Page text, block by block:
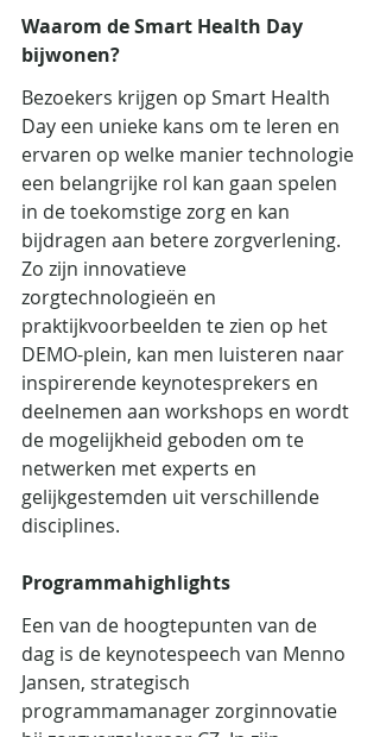
Waarom de Smart Health Day
bijwonen?
Bezoekers krijgen op Smart Health
Day een unieke kans om te leren en
ervaren op welke manier technologie
een belangrijke rol kan gaan spelen
in de toekomstige zorg en kan
bijdragen aan betere zorgverlening.
Zo zijn innovatieve
zorgtechnologieën en
praktijkvoorbeelden te zien op het
DEMO-plein, kan men luisteren naar
inspirerende keynotesprekers en
deelnemen aan workshops en wordt
de mogelijkheid geboden om te
netwerken met experts en
gelijkgestemden uit verschillende
disciplines.
Programmahighlights
Een van de hoogtepunten van de
dag is de keynotespeech van Menno
Jansen, strategisch
programmamanager zorginnovatie